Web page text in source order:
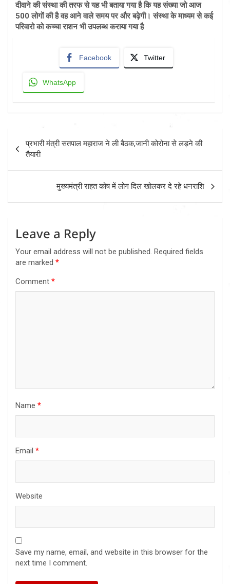
दीवाने की संस्था की तरफ से यह भी बताया गया है कि यह संख्या जो आज
500 लोगों की है वह आने वाले समय पर और बढ़ेगी। संस्था के माध्यम से कई
परिवारो को कच्चा राशन भी उपलब्ध कराया गया है
Facebook Twitter
WhatsApp
navigation
प्रभारी मंत्री सतपाल महाराज ने ली बैठक,जानी कोरोना से लड़ने की
तैयारी
मुख्यमंत्री राहत कोष में लोग दिल खोलकर दे रहे धनराशि
Leave a Reply
Your email address will not be published. Required fields
are marked *
Comment *
Name *
Email *
Website
Save my name, email, and website in this browser for the
next time I comment.